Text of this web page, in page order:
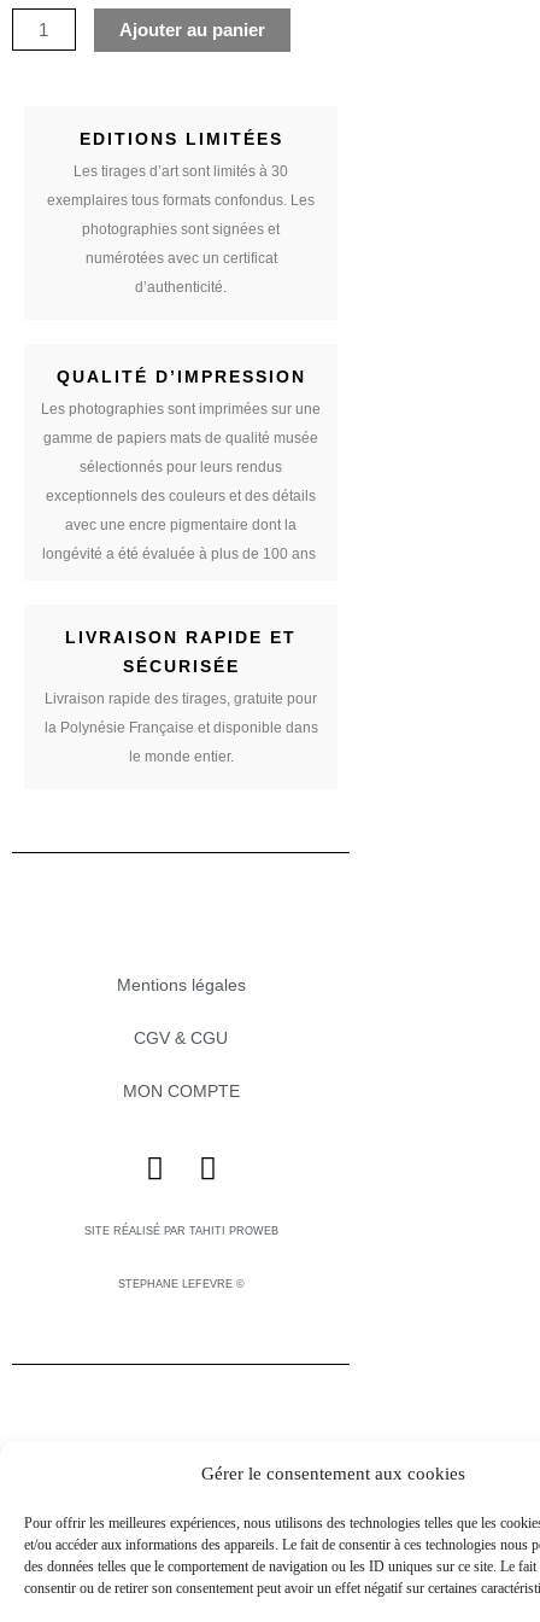
Gérer le consentement aux cookies
Pour offrir les meilleures expériences, nous utilisons des technologies telles que les
et/ou accéder aux informations des appareils. Le fait de consentir à ces technologies nous
des données telles que le comportement de navigation ou les ID uniques sur ce site. Le fait
consentir ou de retirer son consentement peut avoir un effet négatif sur certaines
Ajouter au panier
EDITIONS LIMITÉES
Les tirages d’art sont limités à 30
exemplaires tous formats confondus. Les
photographies sont signées et
numérotées avec un certificat
d’authenticité.
QUALITÉ D’IMPRESSION
Les photographies sont imprimées sur une
gamme de papiers mats de qualité musée
sélectionnés pour leurs rendus
exceptionnels des couleurs et des détails
avec une encre pigmentaire dont la
longévité a été évaluée à plus de 100 ans
LIVRAISON RAPIDE ET
SÉCURISÉE
Livraison rapide des tirages, gratuite pour
la Polynésie Française et disponible dans
le monde entier.
Mentions légales
CGV & CGU
MON COMPTE
F
c
b
I
s
a
SITE RÉALISÉ PAR TAHITI PROWEB
STEPHANE LEFEVRE ©